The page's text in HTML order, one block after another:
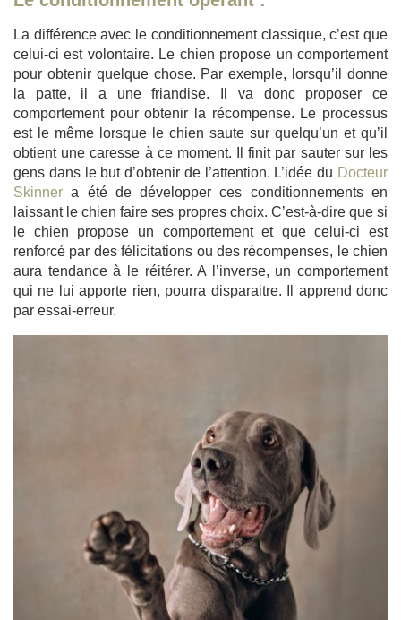
La différence avec le conditionnement classique, c’est que
celui-ci est volontaire. Le chien propose un comportement
pour obtenir quelque chose. Par exemple, lorsqu’il donne
la patte, il a une friandise. Il va donc proposer ce
comportement pour obtenir la récompense. Le processus
est le même lorsque le chien saute sur quelqu’un et qu’il
obtient une caresse à ce moment. Il finit par sauter sur les
gens dans le but d’obtenir de l’attention. L’idée du Docteur
Skinner a été de développer ces conditionnements en
laissant le chien faire ses propres choix. C’est-à-dire que si
le chien propose un comportement et que celui-ci est
renforcé par des félicitations ou des récompenses, le chien
aura tendance à le réitérer. A l’inverse, un comportement
qui ne lui apporte rien, pourra disparaitre. Il apprend donc
par essai-erreur.